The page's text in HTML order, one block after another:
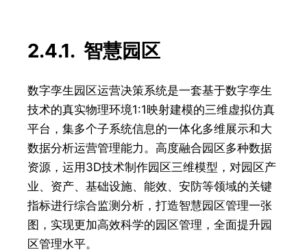
2.4.1. 智慧园区
数字孪生园区运营决策系统是一套基于数字孪生
技术的真实物理环境1:1映射建模的三维虚拟仿真
平台，集多个子系统信息的一体化多维展示和大
数据分析运营管理能力。高度融合园区多种数据
资源，运用3D技术制作园区三维模型，对园区产
业、资产、基础设施、能效、安防等领域的关键
指标进行综合监测分析，打造智慧园区管理一张
图，实现更加高效科学的园区管理，全面提升园
区管理水平。